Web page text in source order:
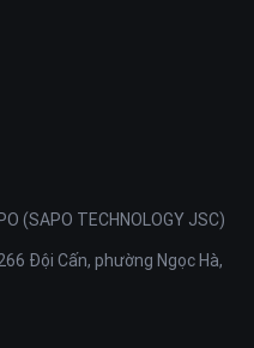
(SAPO TECHNOLOGY JSC)
Đội Cấn, phường Ngọc Hà,